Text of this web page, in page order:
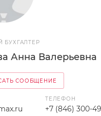
БУХГАЛТЕР
Анна Валерьевна
СООБЩЕНИЕ
ТЕЛЕФОН
+7 (846) 300-